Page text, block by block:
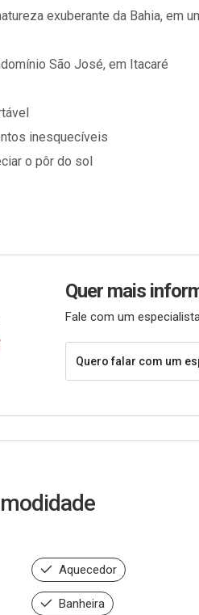
exuberante da Bahia, em
São José, em Itacaré
inesquecíveis
o pôr do sol
Quer mais
Fale com um
Quero falar com um
Aquecedor
Banheira